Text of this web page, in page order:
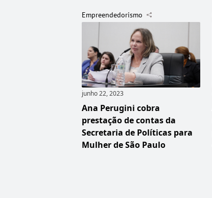
Empreendedorismo
junho 22, 2023
Ana Perugini cobra
prestação de contas da
Secretaria de Políticas para
Mulher de São Paulo